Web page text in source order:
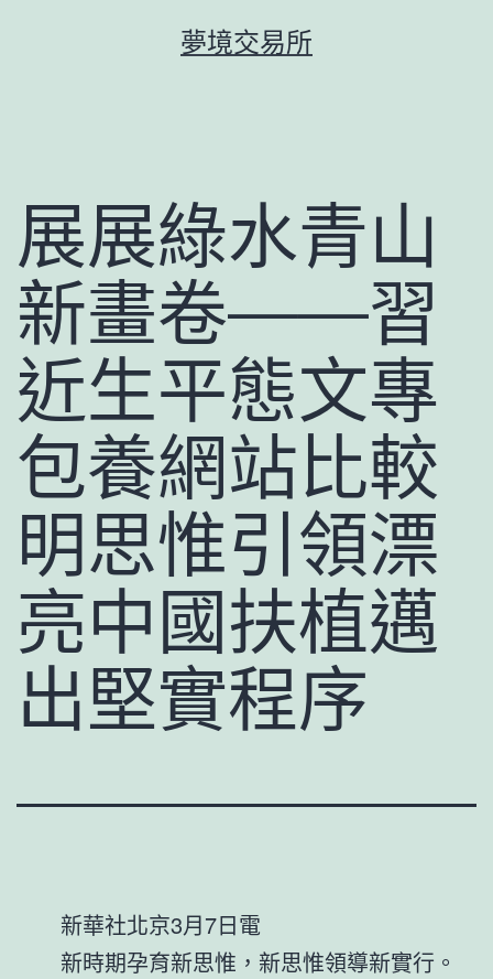
夢境交易所
展展綠水青山
新畫卷——習
近生平態文專
包養網站比較
明思惟引領漂
亮中國扶植邁
出堅實程序
新華社北京3月7日電
新時期孕育新思惟，新思惟領導新實行。